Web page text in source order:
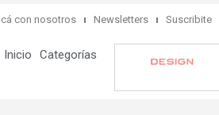
con nosotros Newsletters Suscribite
Inicio Categorías